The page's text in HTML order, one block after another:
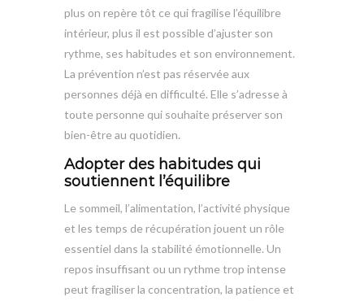
plus on repère tôt ce qui fragilise l’équilibre
intérieur, plus il est possible d’ajuster son
rythme, ses habitudes et son environnement.
La prévention n’est pas réservée aux
personnes déjà en difficulté. Elle s’adresse à
toute personne qui souhaite préserver son
bien-être au quotidien.
Adopter des habitudes qui
soutiennent l’équilibre
Le sommeil, l’alimentation, l’activité physique
et les temps de récupération jouent un rôle
essentiel dans la stabilité émotionnelle. Un
repos insuffisant ou un rythme trop intense
peut fragiliser la concentration, la patience et